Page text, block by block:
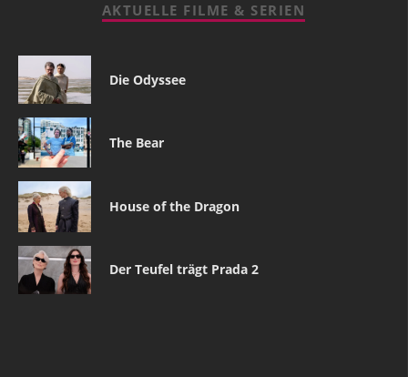
AKTUELLE FILME & SERIEN
Die Odyssee
The Bear
House of the Dragon
Der Teufel trägt Prada 2